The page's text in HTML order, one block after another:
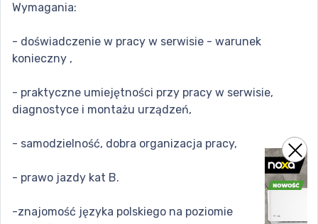
Wymagania:
- doświadczenie w pracy w serwisie - warunek
konieczny ,
- praktyczne umiejętności przy pracy w serwisie,
diagnostyce i montażu urządzeń,
- samodzielność, dobra organizacja pracy,
- prawo jazdy kat B.
-znajomość języka polskiego na poziomie